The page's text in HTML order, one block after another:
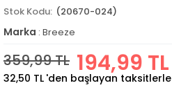
(20670-024)
Marka : Breeze
359,99 TL 194,99 TL
32,50 TL 'den başlayan taksitlerle